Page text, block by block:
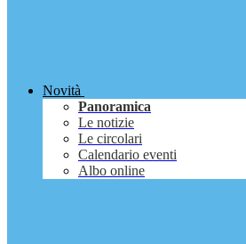
Novità
Panoramica
Le notizie
Le circolari
Calendario eventi
Albo online